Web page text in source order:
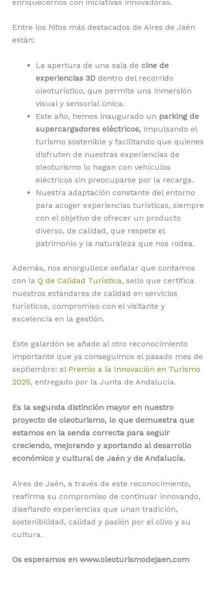
enriquecernos con iniciativas innovadoras.
Entre los hitos más destacados de Aires de Jaén
están:
La apertura de una sala de cine de
experiencias 3Ddentro del recorrido
oleoturístico, que permite una inmersión
visual y sensorial única.
Este año, hemos inaugurado un parking de
supercargadores eléctricos,impulsando el
turismo sostenible y facilitando que quienes
disfruten de nuestras experiencias de
oleoturismo lo hagan con vehículos
eléctricos sin preocuparse por la recarga.
Nuestra adaptación constante del entorno
para acoger experiencias turísticas, siempre
con el objetivo de ofrecer un producto
diverso, de calidad, que respete el
patrimonio y la naturaleza que nos rodea.
Además, nos enorgullece señalar que contamos
con la Q de Calidad Turística, sello que certifica
nuestros estándares de calidad en servicios
turísticos, compromiso con el visitante y
excelencia en la gestión.
Este galardón se añade al otro reconocimiento
importante que ya conseguimos el pasado mes de
septiembre: el Premio a la Innovación en Turismo
2025, entregado por la Junta de Andalucía.
Es la segunda distinción mayor en nuestro
proyecto de oleoturismo, lo que demuestra que
estamos en la senda correcta para seguir
creciendo, mejorando y aportando al desarrollo
económico y cultural de Jaén y de Andalucía.
Aires de Jaén, a través de este reconocimiento,
reafirma su compromiso de continuar innovando,
diseñando experiencias que unan tradición,
sostenibilidad, calidad y pasión por el olivo y su
cultura.
Os esperamos en www.oleoturismodejaen.com